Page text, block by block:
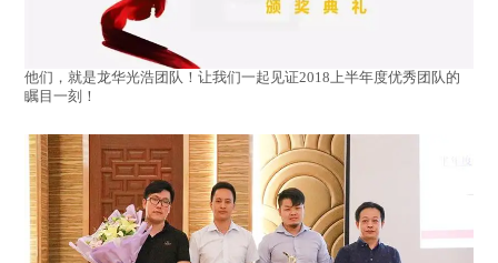
他们，就是龙华光浩团队！让我们一起见证2018上半年度优秀团队的
瞩目一刻！